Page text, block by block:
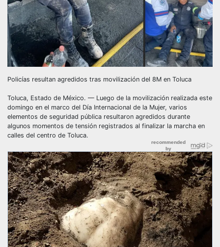
Policías resultan agredidos tras movilización del 8M en Toluca
Toluca, Estado de México. — Luego de la movilización realizada este
domingo en el marco del Día Internacional de la Mujer, varios
elementos de seguridad pública resultaron agredidos durante
algunos momentos de tensión registrados al finalizar la marcha en
calles del centro de Toluca.